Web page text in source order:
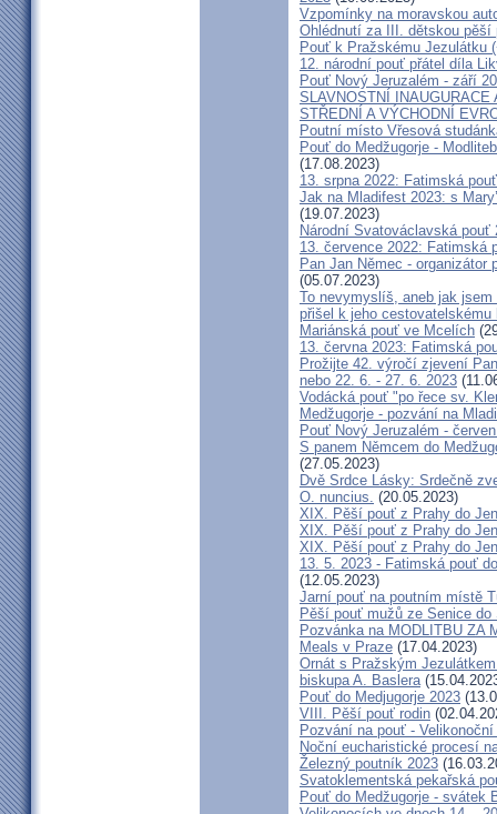
Vzpomínky na moravskou
Ohlédnutí za III. dětskou pěší
Pouť k Pražskému Jezulátku
12. národní pouť přátel díla
Pouť Nový Jeruzalém - září
SLAVNOSTNÍ
STŘEDNÍ A VÝCHODNÍ
Poutní místo Vřesová
Pouť do Medžugorje -
(17.08.2023)
13. srpna 2022: Fatimská
Jak na Mladifest 2023: s
(19.07.2023)
Národní Svatováclavská pouť
13. července 2022: Fatimská
Pan Jan Němec -
(05.07.2023)
To nevymyslíš, aneb jak
přišel k jeho cestovatelskému
Mariánská pouť ve Mcelích
13. června 2023: Fatimská
Prožijte 42. výročí zjevení
nebo 22. 6. - 27. 6. 2023
Vodácká pouť "po řece sv.
Medžugorje - pozvání na
Pouť Nový Jeruzalém -
S panem Němcem do
(27.05.2023)
Dvě Srdce Lásky: Srdečně
O. nuncius. (20.05.2023)
XIX. Pěší pouť z Prahy do
XIX. Pěší pouť z Prahy do
XIX. Pěší pouť z Prahy do
13. 5. 2023 - Fatimská pouť
(12.05.2023)
Jarní pouť na poutním místě
Pěší pouť mužů ze Senice do
Pozvánka na MODLITBU ZA
Meals v Praze (17.04.2023)
Ornát s Pražským
biskupa A. Baslera
Pouť do Medjugorje 2023
VIII. Pěší pouť rodin
Pozvání na pouť -
Noční eucharistické procesí
Železný poutník 2023
Svatoklementská pekařská
Pouť do Medžugorje - svátek